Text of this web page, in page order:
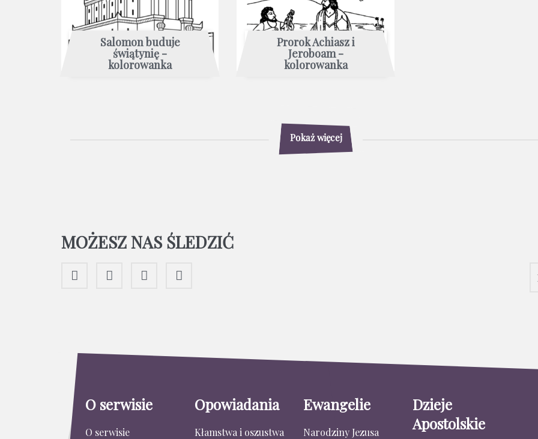
Salomon buduje
świątynię -
kolorowanka
Prorok Achiasz i
Jeroboam -
kolorowanka
Pokaż więcej
MOŻESZ NAS ŚLEDZIĆ
O serwisie
O serwisie
Opowiadania
Kłamstwa i oszustwa
Ewangelie
Narodziny Jezusa
Dzieje
Apostolskie